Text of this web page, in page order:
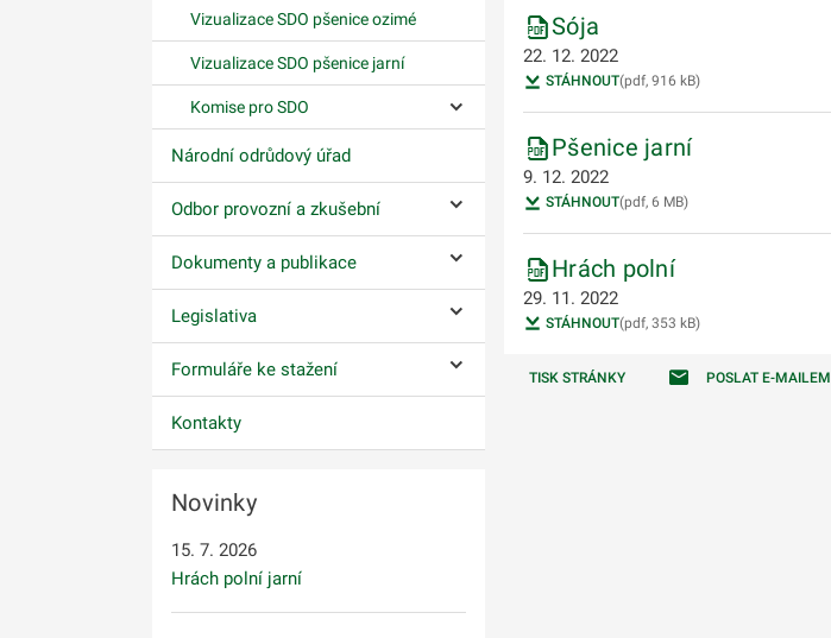
Vizualizace SDO pšenice ozimé
Vizualizace SDO pšenice jarní
Komise pro SDO
Národní odrůdový úřad
Odbor provozní a zkušební
Dokumenty a publikace Ovládání podmenu
Legislativa Ovládání podmenu
Formuláře ke stažení Ovládání podmenu
Kontakty
Sója
22. 12. 2022
STÁHNOUT(pdf, 916 kB)
Pšenice jarní
9. 12. 2022
STÁHNOUT(pdf, 6 MB)
Hrách polní
29. 11. 2022
STÁHNOUT(pdf, 353 kB)
TISK STRÁNKY POSLAT E-MAILEM
Novinky
15. 7. 2026
Hrách polní jarní